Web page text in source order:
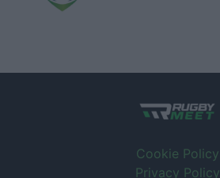
Cookie Policy
Privacy Policy